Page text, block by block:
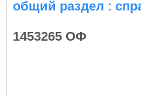
общий раздел :
1453265 ОФ